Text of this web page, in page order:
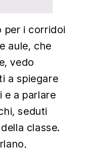
per i corridoi
aule, che
vedo
a spiegare
e a parlare
seduti
classe.